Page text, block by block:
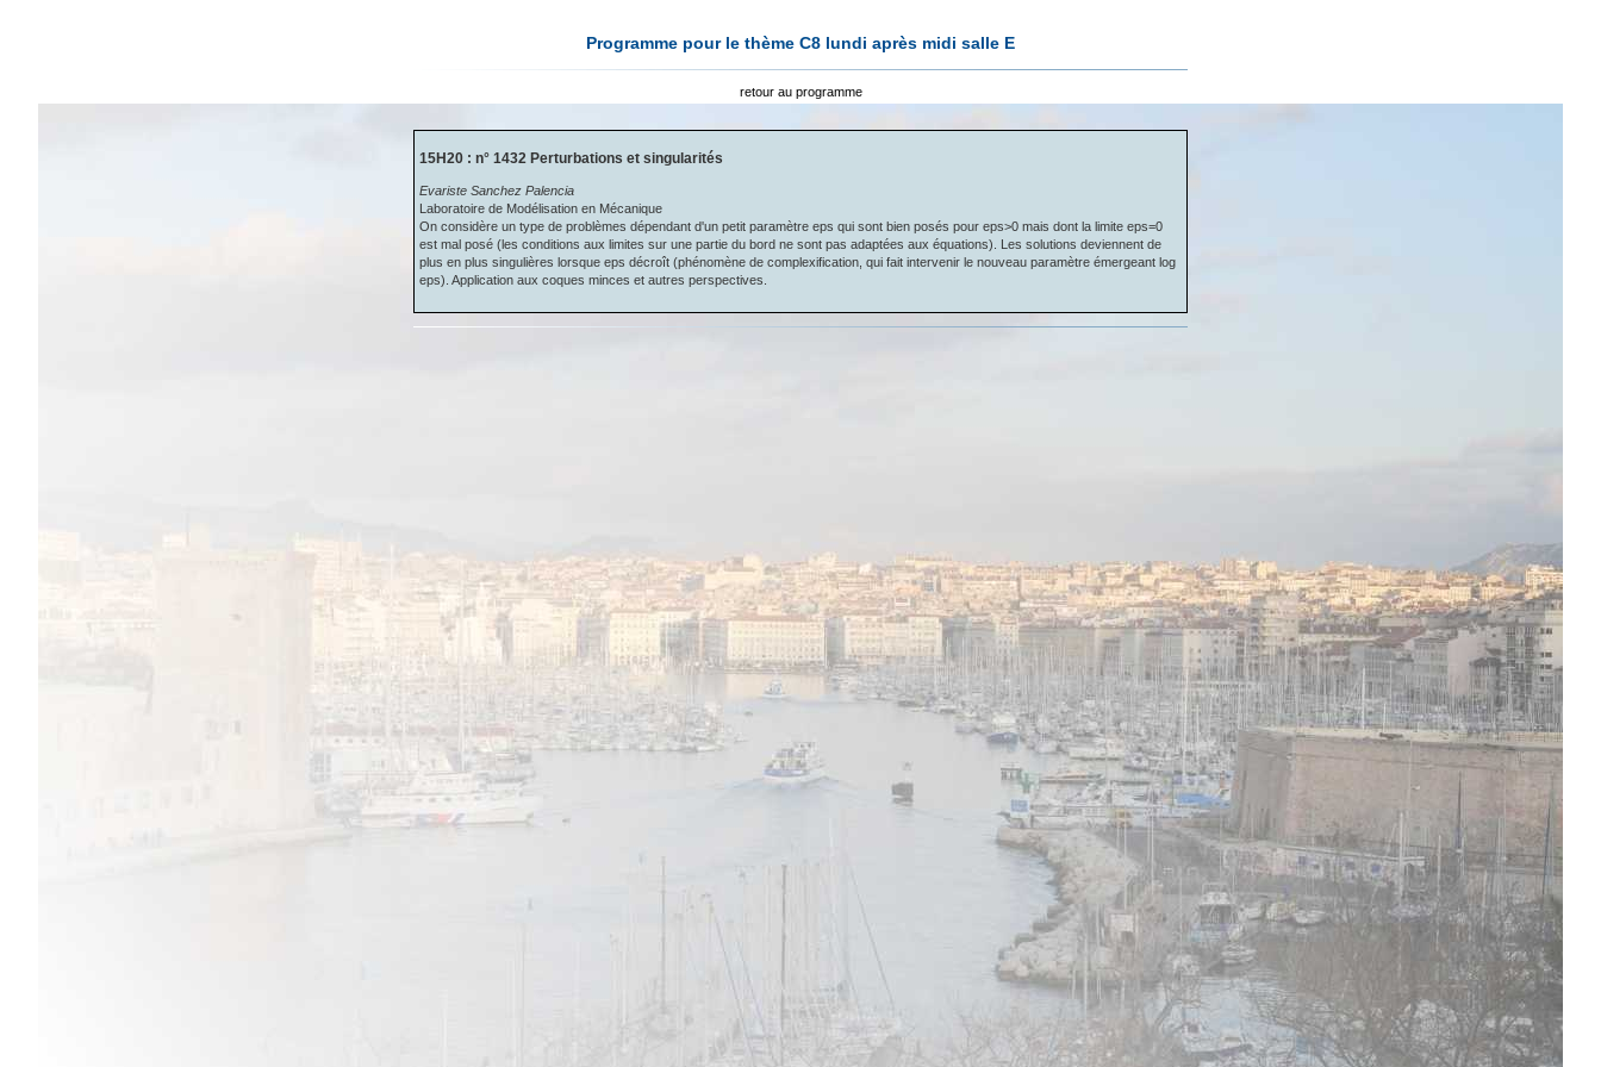
Programme pour le thème C8 lundi après midi salle E
retour au programme
15H20 : n° 1432 Perturbations et singularités
Evariste Sanchez Palencia
Laboratoire de Modélisation en Mécanique
On considère un type de problèmes dépendant d'un petit paramètre eps qui sont bien posés pour eps>0 mais dont la limite eps=0
est mal posé (les conditions aux limites sur une partie du bord ne sont pas adaptées aux équations). Les solutions deviennent de
plus en plus singulières lorsque eps décroît (phénomène de complexification, qui fait intervenir le nouveau paramètre émergeant log
eps). Application aux coques minces et autres perspectives.